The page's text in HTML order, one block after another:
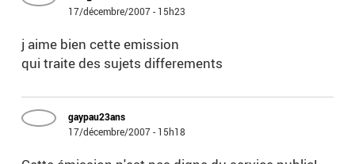
17/décembre/2007 - 15h23
j aime bien cette emission
qui traite des sujets differements
gaypau23ans
17/décembre/2007 - 15h18